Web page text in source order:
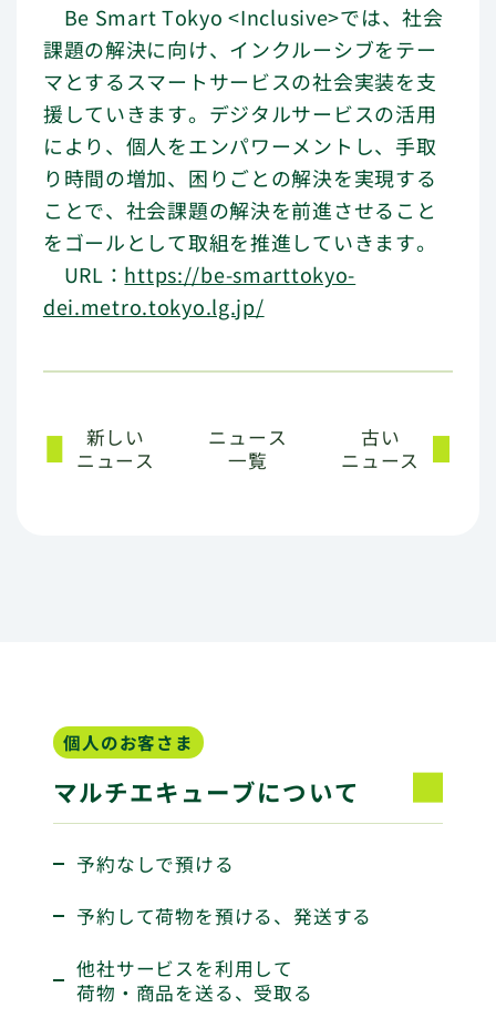
Be Smart Tokyo <Inclusive>では、社会
課題の解決に向け、インクルーシブをテー
マとするスマートサービスの社会実装を支
援していきます。デジタルサービスの活用
により、個人をエンパワーメントし、手取
り時間の増加、困りごとの解決を実現する
ことで、社会課題の解決を前進させること
をゴールとして取組を推進していきます。
URL： https://be-smarttokyo-
dei.metro.tokyo.lg.jp/
新しい
ニュース
ニュース
一覧
古い
ニュース
個人のお客さま
マルチエキューブについて
予約なしで預ける
予約して荷物を預ける、発送する
他社サービスを利用して
荷物・商品を送る、受取る